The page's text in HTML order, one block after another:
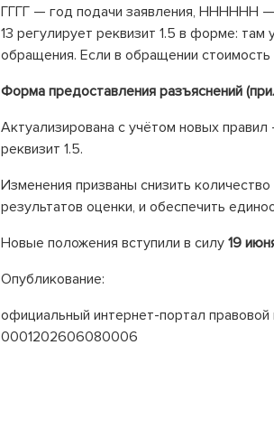
ГГГГ — год подачи заявления, НННННН
13 регулирует реквизит 1.5 в форме:
обращения. Если в обращении стоимость
Форма предоставления разъяснений
Актуализирована с учётом новых правил
реквизит 1.5.
Изменения призваны снизить
результатов оценки, и обеспечить
Новые положения вступили в силу 19
Опубликование:
официальный интернет-портал
0001202606080006